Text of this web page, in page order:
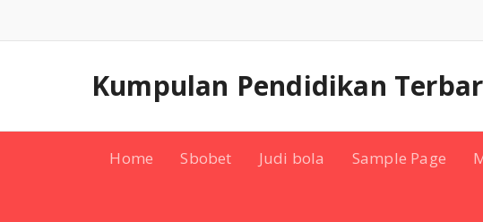
content
Kumpulan Pendidikan
Home Sbobet Judi bola Sample Page